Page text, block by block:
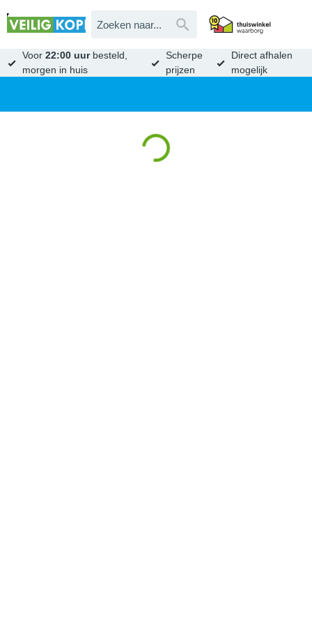
Voor22:00 uurbesteld,
morgen in huis
Scherpe
prijzen
Direct afhalen
mogelijk